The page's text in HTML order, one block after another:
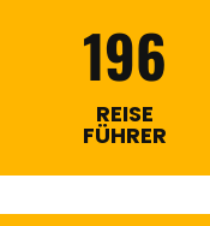
196
REISE
FÜHRER